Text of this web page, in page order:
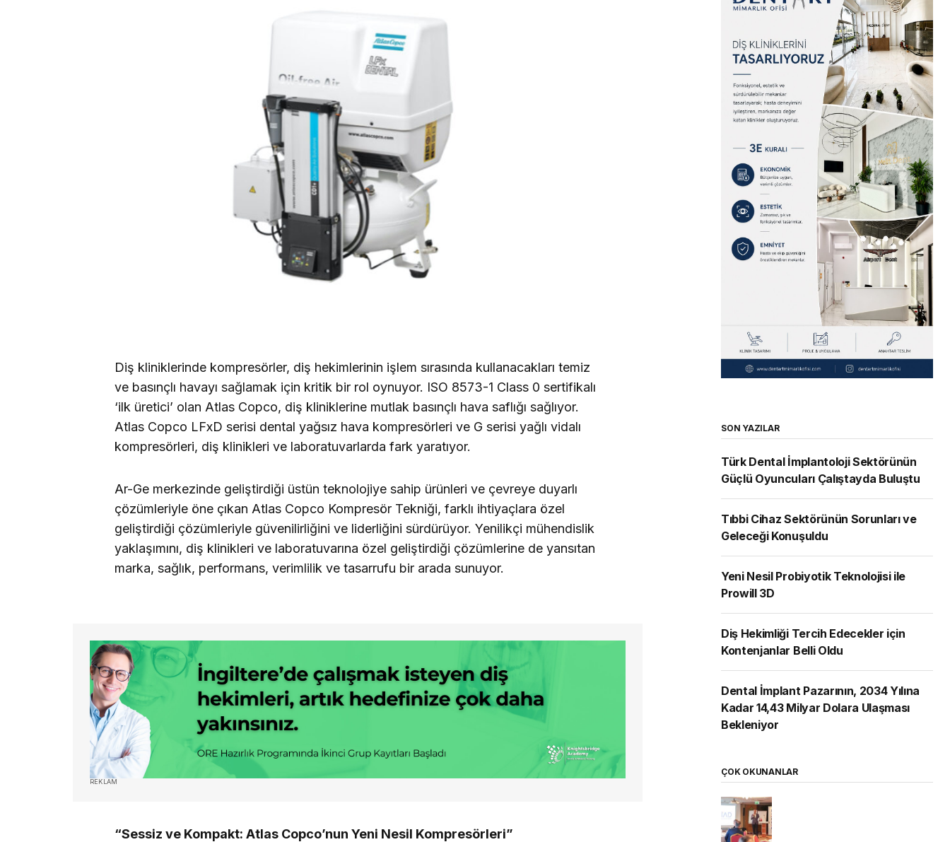
Diş kliniklerinde kompresörler, diş hekimlerinin işlem sırasında kullanacakları temiz
ve basınçlı havayı sağlamak için kritik bir rol oynuyor. ISO 8573-1 Class 0 sertifikalı
‘ilk üretici’ olan Atlas Copco, diş kliniklerine mutlak basınçlı hava saflığı sağlıyor.
Atlas Copco LFxD serisi dental yağsız hava kompresörleri ve G serisi yağlı vidalı
kompresörleri, diş klinikleri ve laboratuvarlarda fark yaratıyor.
Ar-Ge merkezinde geliştirdiği üstün teknolojiye sahip ürünleri ve çevreye duyarlı
çözümleriyle öne çıkan Atlas Copco Kompresör Tekniği, farklı ihtiyaçlara özel
geliştirdiği çözümleriyle güvenilirliğini ve liderliğini sürdürüyor. Yenilikçi mühendislik
yaklaşımını, diş klinikleri ve laboratuvarına özel geliştirdiği çözümlerine de yansıtan
marka, sağlık, performans, verimlilik ve tasarrufu bir arada sunuyor.
REKLAM
“Sessiz ve Kompakt: Atlas Copco’nun Yeni Nesil Kompresörleri”
SON YAZILAR
Türk Dental İmplantoloji Sektörünün
Güçlü Oyuncuları Çalıştayda Buluştu
Tıbbi Cihaz Sektörünün Sorunları ve
Geleceği Konuşuldu
Yeni Nesil Probiyotik Teknolojisi ile
Prowill 3D
Diş Hekimliği Tercih Edecekler için
Kontenjanlar Belli Oldu
Dental İmplant Pazarının, 2034 Yılına
Kadar 14,43 Milyar Dolara Ulaşması
Bekleniyor
ÇOK OKUNANLAR